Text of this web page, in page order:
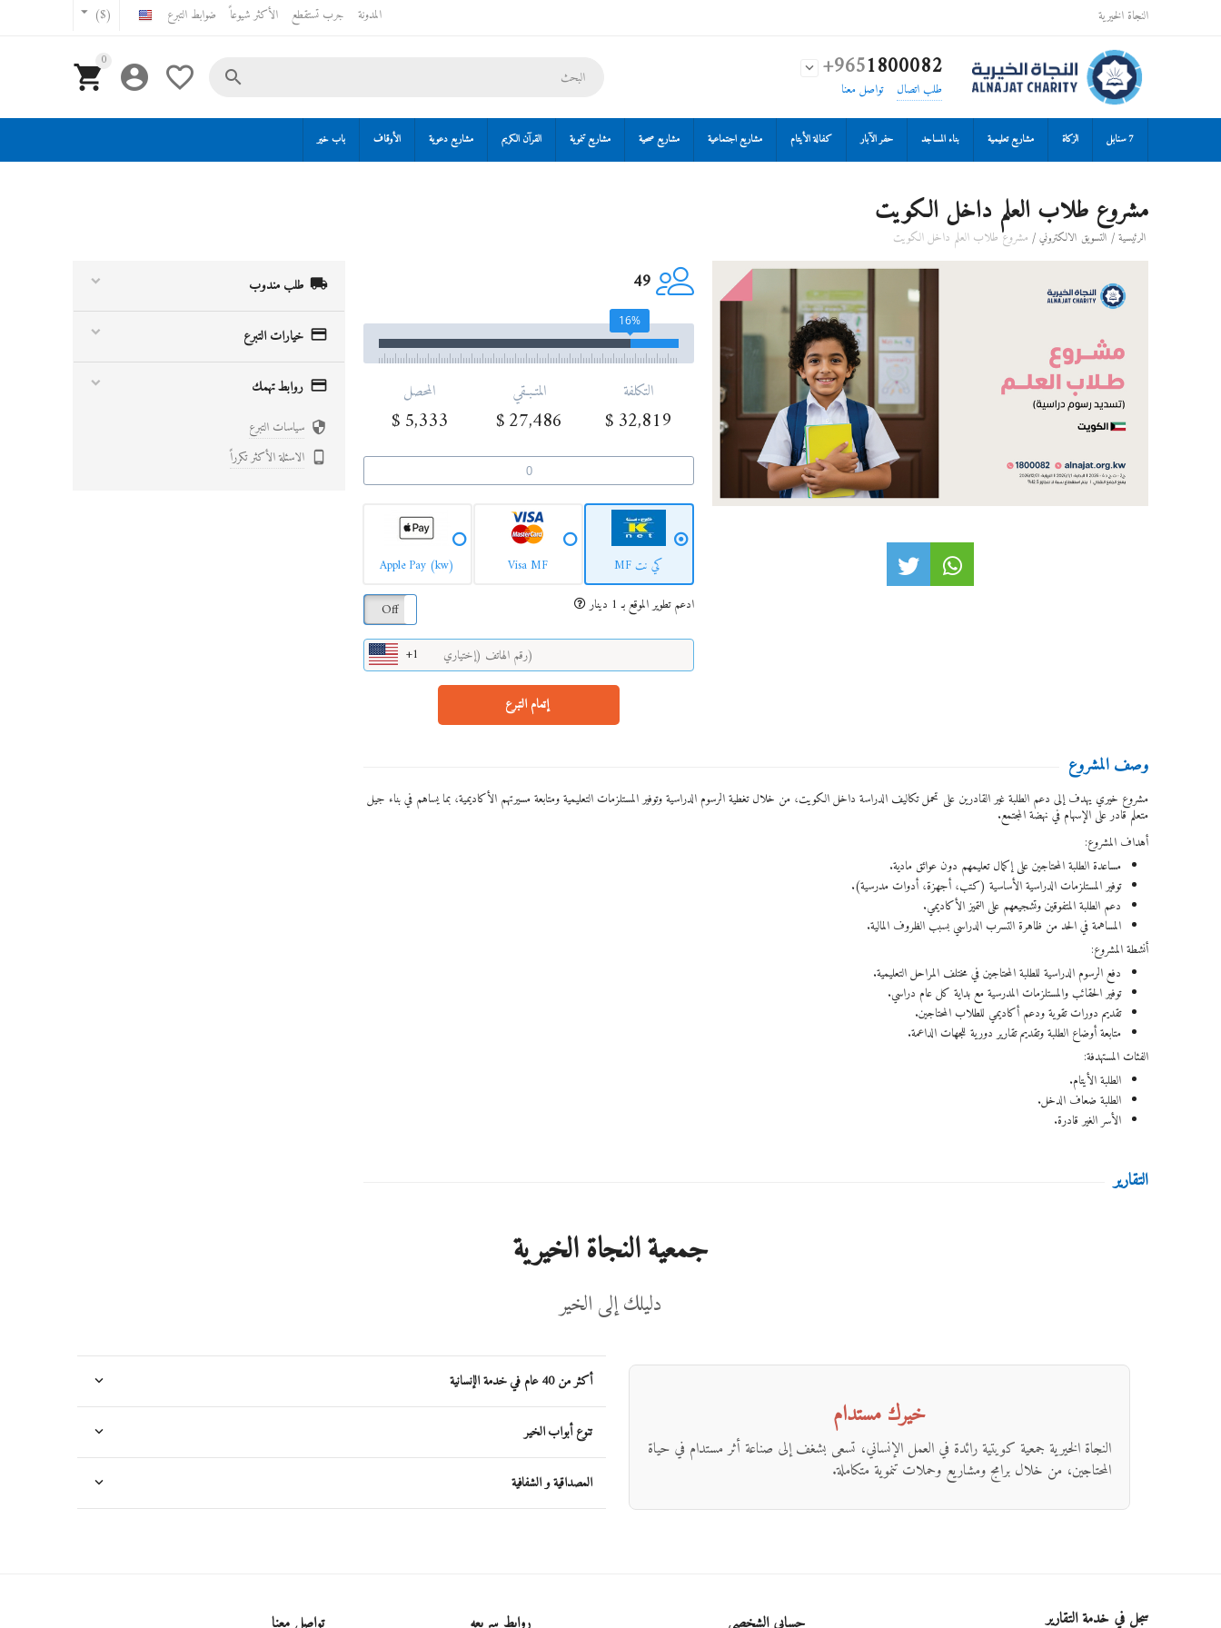
النجاة الخيرية ($) المدونة جرب تستقطع الأكثر شيوعاً ضوابط التبرع
+9651800082

طلب اتصال تواصل معنا
0
   
7 سنابل الزكاة مشاريع تعليمية بناء المساجد حفر الآبار كفالة الأيتام مشاريع اجتماعية مشاريع صحية مشاريع تنموية القرآن الكريم مشاريع دعوية الأوقاف باب خير
مشروع طلاب العلم داخل الكويت
الرئيسية/ التسويق الالكتروني/ مشروع طلاب العلم داخل الكويت
49
16%
التكلفة
32,819
$
المتـبـقي
27,486
$
المحصل
5,333
$
كي نت MF Visa MF
Apple Pay (kw)
ادعم تطوير الموقع بـ 1 دينار
Off
+1
إتمام التبرع
 طلب مندوب
 خيارات التبرع
 روابط تهمك
 سياسات التبرع
 الاسئلة الأكثر تكرراً
وصف المشروع
مشروع خيري يهدف إلى دعم الطلبة غير القادرين على تحمل تكاليف الدراسة داخل الكويت، من خلال تغطية الرسوم الدراسية وتوفير المستلزمات التعليمية ومتابعة مسيرتهم الأكاديمية، بما يساهم في بناء جيل
متعلم قادر على الإسهام في نهضة المجتمع.
أهداف المشروع:
مساعدة الطلبة المحتاجين على إكمال تعليمهم دون عوائق مادية.
توفير المستلزمات الدراسية الأساسية (كتب، أجهزة، أدوات مدرسية).
دعم الطلبة المتفوقين وتشجيعهم على التميز الأكاديمي.
المساهمة في الحد من ظاهرة التسرب الدراسي بسبب الظروف المالية.
أنشطة المشروع:
دفع الرسوم الدراسية للطلبة المحتاجين في مختلف المراحل التعليمية.
توفير الحقائب والمستلزمات المدرسية مع بداية كل عام دراسي.
تقديم دورات تقوية ودعم أكاديمي للطلاب المحتاجين.
متابعة أوضاع الطلبة وتقديم تقارير دورية للجهات الداعمة.
الفئات المستهدفة:
الطلبة الأيتام.
الطلبة ضعاف الدخل.
الأسر الغير قادرة.
التقارير
جمعية النجاة الخيرية
دليلك إلى الخير
خيرك مستدام
النجاة الخيرية جمعية كويتية رائدة في العمل الإنساني، تسعى بشغف إلى صناعة أثر مستدام في حياة
المحتاجين، من خلال برامج ومشاريع وحملات تنموية متكاملة.
أكثر من 40 عام في خدمة الإنسانية
تنوع أبواب الخير
المصداقية و الشفافية
سجل في خدمة التقارير